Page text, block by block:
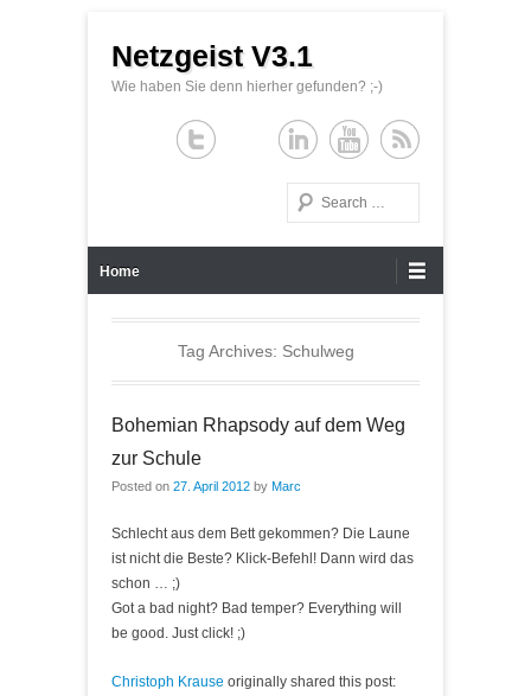
Netzgeist V3.1
Wie haben Sie denn hierher gefunden? ;-)
Search
Home
Tag Archives: Schulweg
Bohemian Rhapsody auf dem Weg
zur Schule
Posted on 27. April 2012 by Marc
Schlecht aus dem Bett gekommen? Die Laune
ist nicht die Beste? Klick-Befehl! Dann wird das
schon … ;)
Got a bad night? Bad temper? Everything will
be good. Just click! ;)
Christoph Krause originally shared this post: